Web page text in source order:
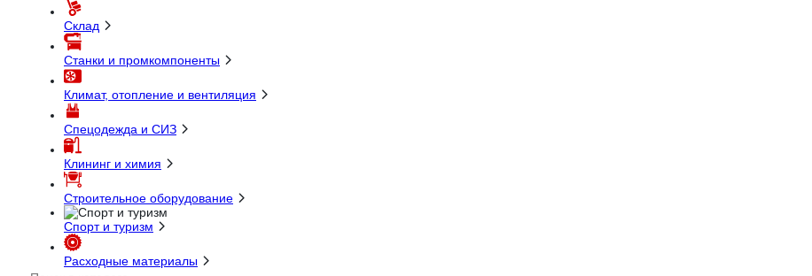
Склад
Станки и промкомпоненты
Климат, отопление и вентиляция
Спецодежда и СИЗ
Клининг и химия
Строительное оборудование
Спорт и туризм
Расходные материалы